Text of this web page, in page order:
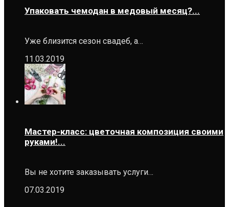
Упаковать чемодан в медовый месяц?...
Уже близится сезон свадеб, а…
11.03.2019
Мастер-класс: цветочная композиция своими
руками!...
Вы не хотите заказывать услуги…
07.03.2019